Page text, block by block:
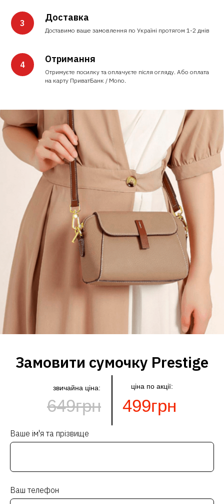
Доставка
Доставимо ваше замовлення по Україні протягом 1-2 днів
Отримання
Отримуєте посилку та оплачуєте після огляду. Або оплата
на карту ПриватБанк / Mono.
Замовити сумочку Prestige
звичайна ціна:
649грн 499грн
ціна по акції:
Ваше ім'я та прізвище
Ваш телефон